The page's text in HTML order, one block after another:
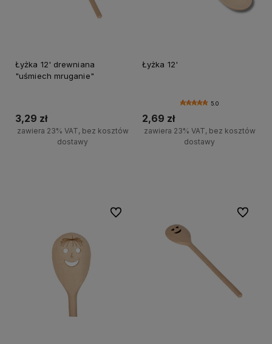
Łyżka 12' drewniana
"uśmiech mruganie"
3,29 zł
zawiera 23% VAT, bez kosztów
dostawy
Łyżka 12'
5.0
2,69 zł
zawiera 23% VAT, bez kosztów
dostawy
Do ulubionych Do